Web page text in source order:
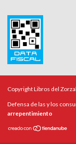
Copyright Libros del
Defensa de las y los
arrepentimiento